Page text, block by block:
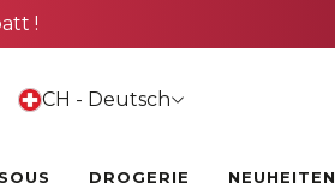
!
CH - Deutsch
DROGERIE NEUHEITEN